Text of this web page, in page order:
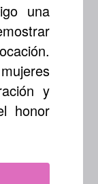
una
y
honor